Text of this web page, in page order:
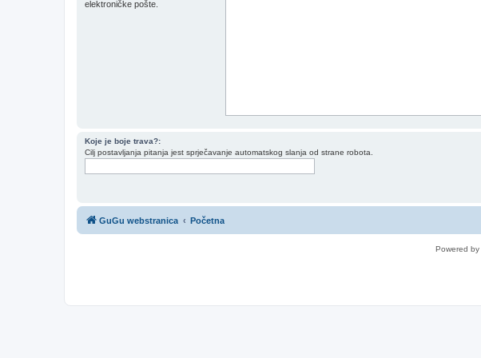
elektroničke pošte.
Koje je boje trava?:
Cilj postavljanja pitanja jest sprječavanje automatskog slanja od strane robota.
GuGu webstranica Početna
Powered by